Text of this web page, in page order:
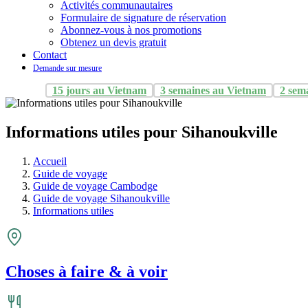
Activités communautaires
Formulaire de signature de réservation
Abonnez-vous à nos promotions
Obtenez un devis gratuit
Contact
Demande sur mesure
15 jours au Vietnam 3 semaines au Vietnam 2
Informations utiles pour Sihanoukville
Accueil
Guide de voyage
Guide de voyage Cambodge
Guide de voyage Sihanoukville
Informations utiles
Choses à faire & à voir